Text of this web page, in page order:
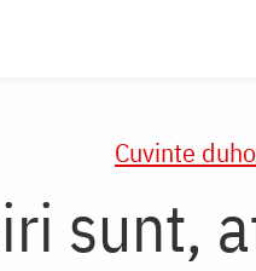
Cuvinte
sunt,